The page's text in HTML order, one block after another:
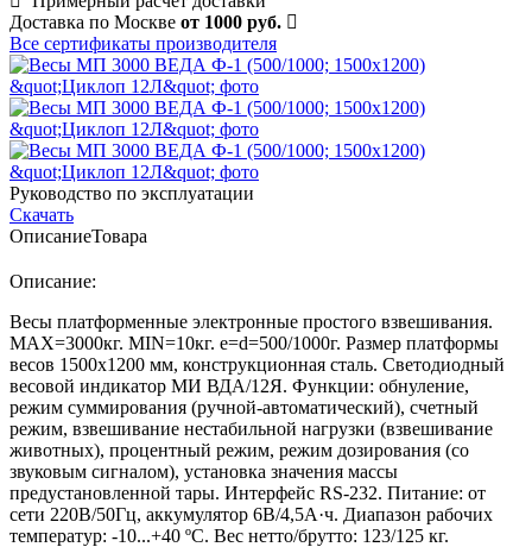
Доставка по Москве от 1000 руб.
Все сертификаты производителя
Руководство по эксплуатации
Скачать
ОписаниеТовара
Описание:
Весы платформенные электронные простого взвешивания.
MAX=3000кг. MIN=10кг. e=d=500/1000г. Размер платформы
весов 1500х1200 мм, конструкционная сталь. Светодиодный
весовой индикатор МИ ВДА/12Я. Функции: обнуление,
режим суммирования (ручной-автоматический), счетный
режим, взвешивание нестабильной нагрузки (взвешивание
животных), процентный режим, режим дозирования (со
звуковым сигналом), установка значения массы
предустановленной тары. Интерфейс RS-232. Питание: от
сети 220В/50Гц, аккумулятор 6В/4,5А·ч. Диапазон рабочих
температур: -10...+40 ºС. Вес нетто/брутто: 123/125 кг.